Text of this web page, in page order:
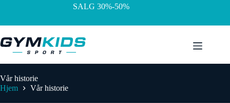
SALG 30%-50%
Vår historie
Hjem
Vår historie